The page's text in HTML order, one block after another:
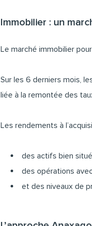
Immobilier : un
Le marché immobilier
Sur les 6 derniers mois,
liée à la remontée des
Les rendements à
des actifs bien
des opérations
et des niveaux de